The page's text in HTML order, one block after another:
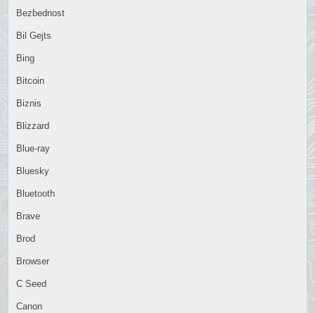
Bezbednost
Bil Gejts
Bing
Bitcoin
Biznis
Blizzard
Blue-ray
Bluesky
Bluetooth
Brave
Brod
Browser
C Seed
Canon